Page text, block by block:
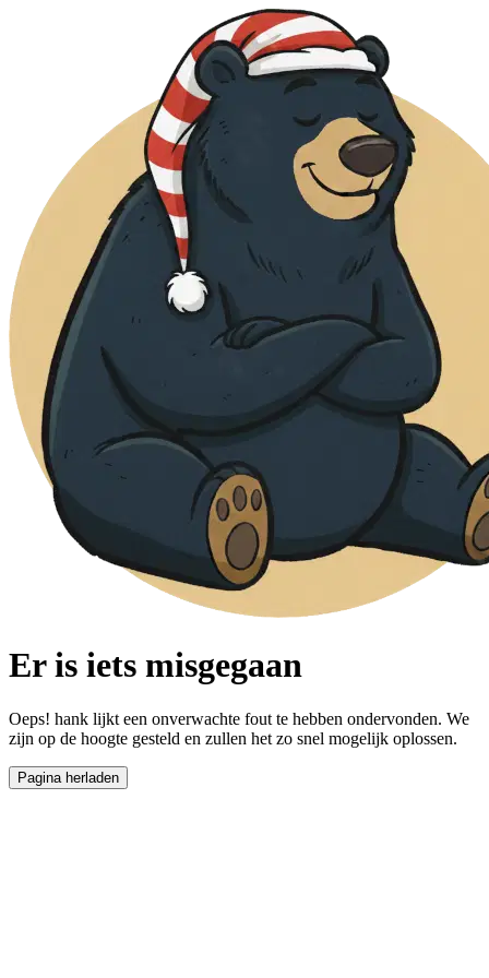
Er is iets misgegaan
Oeps! hank lijkt een onverwachte fout te hebben ondervonden. We
zijn op de hoogte gesteld en zullen het zo snel mogelijk oplossen.
Pagina herladen